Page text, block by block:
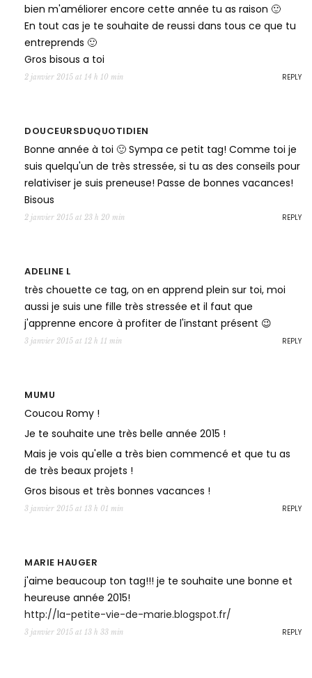
bien m'améliorer encore cette année tu as raison 🙂
En tout cas je te souhaite de reussi dans tous ce que tu
entreprends 🙂
Gros bisous a toi
2 janvier 2015 at 14 h 10 min REPLY
DOUCEURSDUQUOTIDIEN
Bonne année à toi 🙂 Sympa ce petit tag! Comme toi je
suis quelqu'un de très stressée, si tu as des conseils pour
relativiser je suis preneuse! Passe de bonnes vacances!
Bisous
2 janvier 2015 at 23 h 20 min REPLY
ADELINE L
très chouette ce tag, on en apprend plein sur toi, moi
aussi je suis une fille très stressée et il faut que
j'apprenne encore à profiter de l'instant présent 😉
3 janvier 2015 at 12 h 11 min REPLY
MUMU
Coucou Romy !
Je te souhaite une très belle année 2015 !
Mais je vois qu'elle a très bien commencé et que tu as
de très beaux projets !
Gros bisous et très bonnes vacances !
3 janvier 2015 at 13 h 01 min REPLY
MARIE HAUGER
j'aime beaucoup ton tag!!! je te souhaite une bonne et
heureuse année 2015!
http://la-petite-vie-de-marie.blogspot.fr/
3 janvier 2015 at 13 h 33 min REPLY